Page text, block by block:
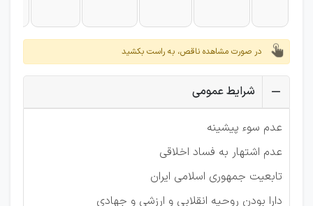
در صورت مشاهده ناقص، به راست بکشید
شرایط عمومی
عدم سوء پیشینه
عدم اشتهار به فساد اخلاقی
تابعیت جمهوری اسلامی ایران
دارا بودن روحیه انقلابی و ارزشی و جهادی